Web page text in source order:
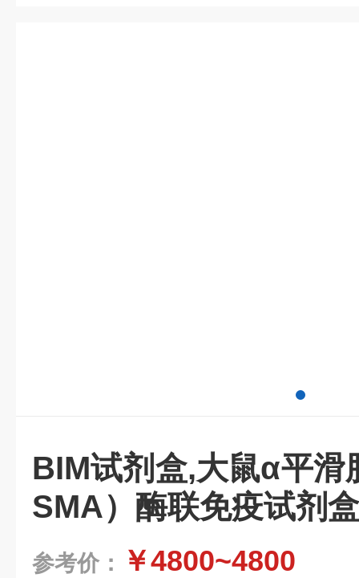
BIM试剂盒,大鼠α平滑
SMA）酶联免疫试剂盒
参考价： ￥4800~4800